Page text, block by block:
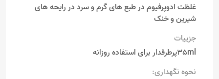
غلظت ادوپرفیوم در طبع های گرم و سرد در رایحه های
شیرین و خنک
جزییات
35mlپرطرفدار برای استفاده روزانه
نحوه نگهداری: